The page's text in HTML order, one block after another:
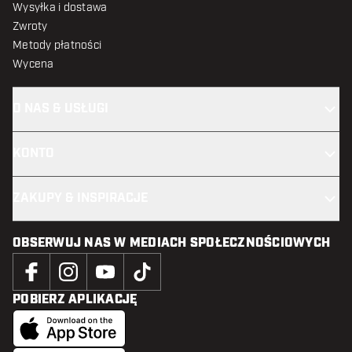
Wysyłka i dostawa
Zwroty
Metody płatności
Wycena
OBSERWUJ NAS W MEDIACH SPOŁECZNOŚCIOWYCH
POBIERZ APLIKACJĘ